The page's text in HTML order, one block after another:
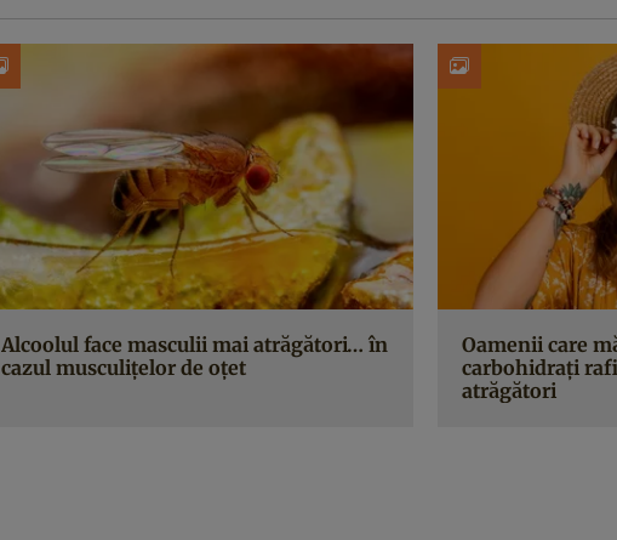
Alcoolul face masculii mai atrăgători… în
cazul musculițelor de oțet
Oamenii care
carbohidrați
atrăgători